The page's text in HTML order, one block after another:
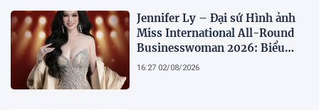
Jennifer Ly – Đại sứ Hình ảnh
Miss International All-Round
Businesswoman 2026: Biểu
tượng của nhan sắc, trí tuệ và
16:27 02/08/2026